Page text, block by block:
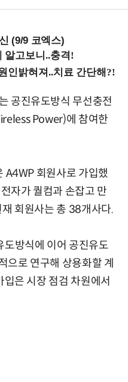
(9/9 코엑스)
공진유도방식 무선충전
Power)에 참여한
A4WP 회원사로 가입했
자가 퀄컴과 손잡고 만
회원사는 총 38개사다.
도방식에 이어 공진유도
으로 연구해 상용화할 계
은 시장 점검 차원에서